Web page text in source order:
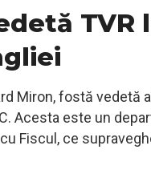
Miron, fostă vedetă
Acesta este un
Fiscul, ce